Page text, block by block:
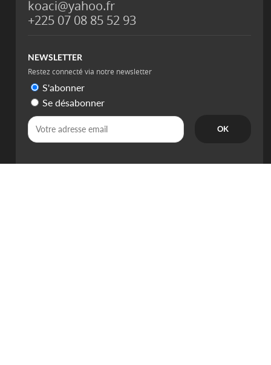
koaci@yahoo.fr
+225 07 08 85 52 93
NEWSLETTER
Restez connecté via notre newsletter
S'abonner
Se désabonner